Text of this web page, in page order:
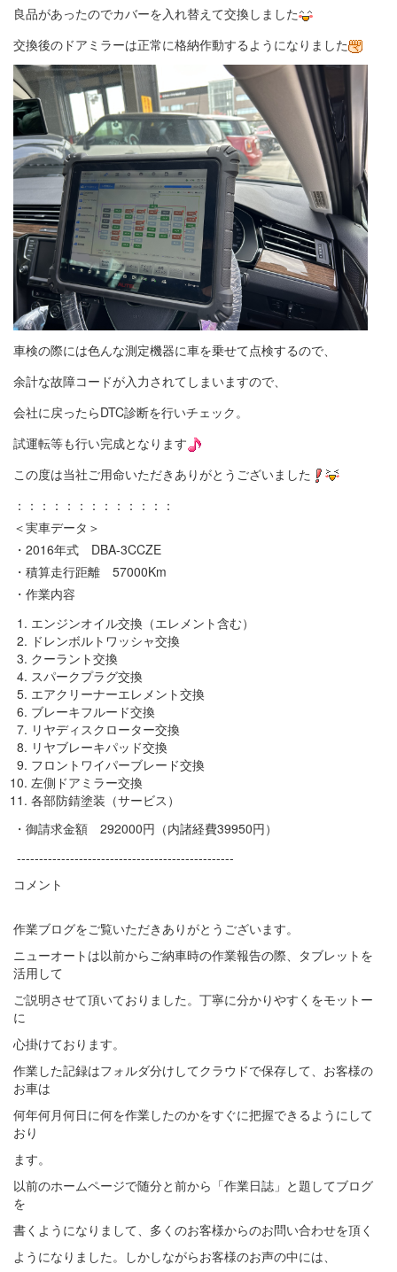
良品があったのでカバーを入れ替えて交換しました
交換後のドアミラーは正常に格納作動するようになりました
車検の際には色んな測定機器に車を乗せて点検するので、
余計な故障コードが入力されてしまいますので、
会社に戻ったらDTC診断を行いチェック。
試運転等も行い完成となります
この度は当社ご用命いただきありがとうございました
：：：：：：：：：：：：：
＜実車データ＞
・2016年式 DBA-3CCZE
・積算走行距離 57000Km
・作業内容
エンジンオイル交換（エレメント含む）
ドレンボルトワッシャ交換
クーラント交換
スパークプラグ交換
エアクリーナーエレメント交換
ブレーキフルード交換
リヤディスクローター交換
リヤブレーキパッド交換
フロントワイパーブレード交換
左側ドアミラー交換
各部防錆塗装（サービス）
・御請求金額 292000円（内諸経費39950円）
-------------------------------------------------
コメント
作業ブログをご覧いただきありがとうございます。
ニューオートは以前からご納車時の作業報告の際、タブレットを
活用して
ご説明させて頂いておりました。丁寧に分かりやすくをモットー
に
心掛けております。
作業した記録はフォルダ分けしてクラウドで保存して、お客様の
お車は
何年何月何日に何を作業したのかをすぐに把握できるようにして
おり
ます。
以前のホームページで随分と前から「作業日誌」と題してブログ
を
書くようになりまして、多くのお客様からのお問い合わせを頂く
ようになりました。しかしながらお客様のお声の中には、